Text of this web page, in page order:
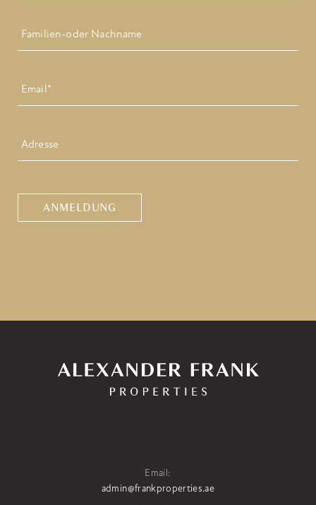
Email:
admin@frankproperties.ae